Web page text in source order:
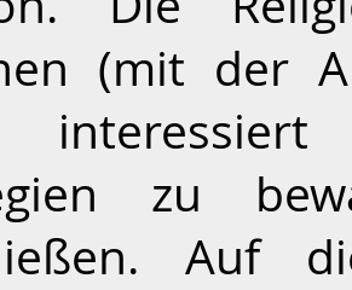
(mit der
zu
Auf